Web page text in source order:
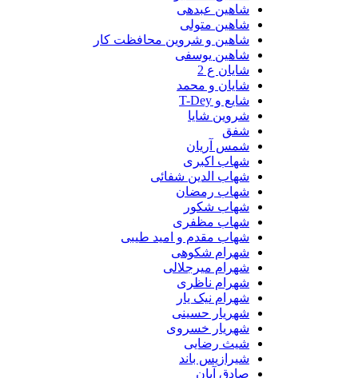
شاهین عبدهی
شاهین متولی
شاهین و شروین محافظت کار
شاهین یوسفی
شایان ع 2
شایان و محمد
شایع و T-Dey
شروین شایا
شفق
شمس آریان
شهاب اکبری
شهاب الدین شفائی
شهاب رمضان
شهاب شکور
شهاب مظفری
شهاب مقدم و امید طیبی
شهرام شکوهی
شهرام میرجلالی
شهرام ناظری
شهرام نیک یار
شهریار حسینی
شهریار خسروی
شیث رضایی
شیرازیس باند
صادق آبان